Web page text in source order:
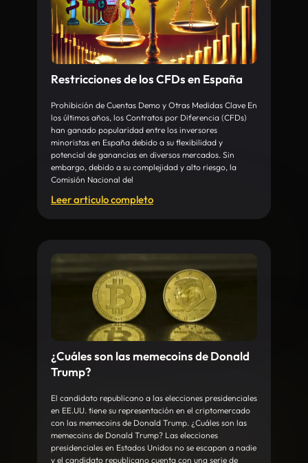
Restricciones de los CFDs en España
Prohibición de Cuentas Demo y Otras Medidas Clave En
los últimos años, los Contratos por Diferencia (CFDs)
han ganado popularidad entre los inversores
minoristas en España debido a su flexibilidad y
potencial de ganancias en diversos mercados. Sin
embargo, debido a su complejidad y alto riesgo, la
Comisión Nacional del
Leer articulo completo
¿Cuáles son las memecoins de Donald
Trump?
El candidato republicano a las elecciones presidenciales
en EE.UU. tiene su representación en el criptomercado
con las memecoins de Donald Trump. ¿Cuáles son las
memecoins de Donald Trump? Las elecciones
presidenciales en Estados Unidos no se escapan a nadie
y el candidato republicano cuenta con una serie de